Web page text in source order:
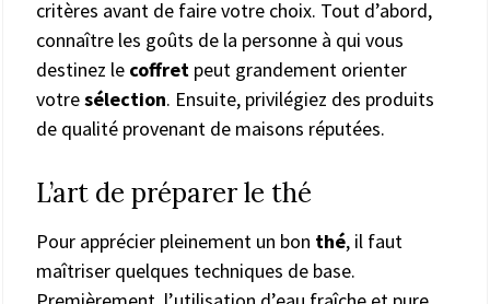
critères avant de faire votre choix. Tout d’abord,
connaître les goûts de la personne à qui vous
destinez le coffret peut grandement orienter
votresélection. Ensuite, privilégiez des produits
de qualité provenant de maisons réputées.
L’art de préparer le thé
Pour apprécier pleinement un bon thé, il faut
maîtriser quelques techniques de base.